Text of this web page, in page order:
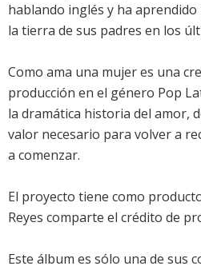
hablando inglés y ha
la tierra de sus padres en los
Como ama una mujer es una
producción en el género Pop
la dramática historia del amor,
valor necesario para volver a
a comenzar.
El proyecto tiene como
Reyes comparte el crédito de
Este álbum es sólo una de sus